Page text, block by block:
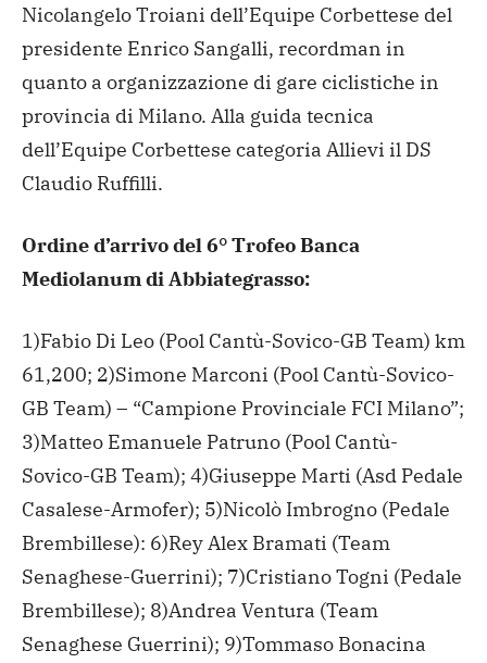
Nicolangelo Troiani dell’Equipe Corbettese del
presidente Enrico Sangalli, recordman in
quanto a organizzazione di gare ciclistiche in
provincia di Milano. Alla guida tecnica
dell’Equipe Corbettese categoria Allievi il DS
Claudio Ruffilli.
Ordine d’arrivo del 6° Trofeo Banca
Mediolanum di Abbiategrasso:
1)Fabio Di Leo (Pool Cantù-Sovico-GB Team) km
61,200; 2)Simone Marconi (Pool Cantù-Sovico-
GB Team) – “Campione Provinciale FCI Milano”;
3)Matteo Emanuele Patruno (Pool Cantù-
Sovico-GB Team); 4)Giuseppe Marti (Asd Pedale
Casalese-Armofer); 5)Nicolò Imbrogno (Pedale
Brembillese): 6)Rey Alex Bramati (Team
Senaghese-Guerrini); 7)Cristiano Togni (Pedale
Brembillese); 8)Andrea Ventura (Team
Senaghese Guerrini); 9)Tommaso Bonacina